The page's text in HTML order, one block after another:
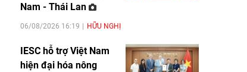
Nam - Thái Lan
06/08/2026 16:19 HỮU NGHỊ
IESC hỗ trợ Việt Nam
hiện đại hóa nông